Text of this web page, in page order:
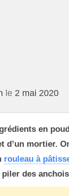
le 2 mai 2020
en
d’un mortier.
rouleau à
des